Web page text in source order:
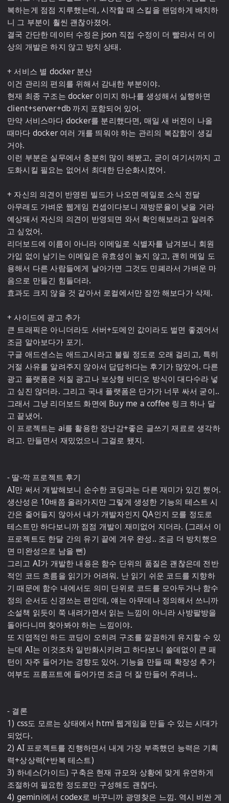
복하는게 점점 지루했는데, 시작할 때 스킬을 랜덤하게 배치하
니 그 부분이 훨씬 괜찮아졌어.
결국 간단한 데이터 수정은 json 직접 수정이 더 빨라서 더 이
상의 개발은 하지 않고 방치 상태.
+ 서비스 별 docker 분산
이건 관리의 편의를 위해서 감내한 부분이야.
현재 최종 구조는 docker 이미지 하나를 생성해서 실행하면
client+server+db 까지 포함되어 있어.
만약 서비스마다 docker를 분리했다면, 매일 새 버전이 나올
때마다 docker 여러 개를 띄워야 하는 관리의 복잡함이 생길
거야.
이런 부분은 실무에서 충분히 많이 해봤고, 굳이 여기서까지 고
도화시킬 필요는 없어서 최대한 단순화시켰어.
+ 자신의 의견이 반영된 빌드가 나오면 메일로 소식 전달
아무래도 가벼운 웹게임 컨셉이다보니 재방문율이 낮을 거라
예상돼서 자신의 의견이 반영되면 와서 확인해보라고 알려주
고 싶었어.
리더보드에 이름이 아니라 이메일로 식별자를 남겨보니 회원
가입 없이 남기는 이메일은 유효성이 높지 않고, 괜히 메일 도
용해서 다른 사람들에게 날아가면 그것도 민폐라서 가벼운 마
음으로 만들긴 힘들더라.
효과도 크지 않을 것 같아서 로컬에서만 잠깐 해보다가 삭제.
+ 사이드에 광고 추가
큰 트래픽은 아니더라도 서버+도메인 값이라도 벌면 좋겠어서
조금 알아보다가 포기.
구글 애드센스는 애드고시라고 불릴 정도로 오래 걸리고, 특히
거절 사유를 알려주지 않아서 답답하다는 후기가 많았어. 다른
광고 플랫폼은 저질 광고나 보상형 비디오 방식이 대다수라 넣
고 싶진 않더라. 그리고 국내 플랫폼은 단가가 너무 싸서 굳이..
그래서 그냥 리더보드 화면에 Buy me a coffee 링크 하나 달
고 끝냈어.
이 프로젝트는 ai를 활용한 장난감+좋은 글쓰기 재료로 생각하
려고. 만들면서 재밌었으니 그걸로 됐지.
- 딸-깍 프로젝트 후기
AI만 써서 개발해보니 순수한 코딩과는 다른 재미가 있긴 했어.
생산성은 10배쯤 올라가지만 그렇게 생성한 기능의 테스트 시
간은 줄어들지 않아서 내가 개발자인지 QA인지 모를 정도로
테스트만 하다보니까 점점 개발이 재미없어 지더라. (그래서 이
프로젝트도 한달 간의 유기 끝에 겨우 완성.. 조금 더 방치했으
면 미완성으로 남을 뻔)
그리고 AI가 개발한 내용은 함수 단위의 품질은 괜찮은데 전반
적인 코드 흐름을 읽기가 어려워. 난 읽기 쉬운 코드를 지향하
기 때문에 함수 내에서도 의미 단위로 코드를 모아두거나 함수
정의 순서도 신경쓰는 편인데, 얘는 아무데나 정의해서 쓰니까
소설책 읽듯이 쭉 내려가면서 읽는 느낌이 아니라 사방팔방을
돌아다니며 찾아봐야 하는 느낌이야.
또 지엽적인 하드 코딩이 오히려 구조를 깔끔하게 유지할 수 있
는데 AI는 이것조차 일반화시키려고 하다보니 쓸데없이 큰 패
턴이 자주 들어가는 경향도 있어. 기능을 만들 때 확장성 추가
여부도 프롬프트에 들어가면 조금 더 잘 만들어 주려나..
- 결론
1) css도 모르는 상태에서 html 웹게임을 만들 수 있는 시대가
되었다.
2) AI 프로젝트를 진행하면서 내게 가장 부족했던 능력은 기획
력+상상력(+반복 테스트)
3) 하네스(가이드) 구축은 현재 규모와 상황에 맞게 유연하게
조절하여 필요한 정도로만 구성해도 괜찮다.
4) gemini에서 codex로 바꾸니까 광명찾은 느낌. 역시 비싼 게